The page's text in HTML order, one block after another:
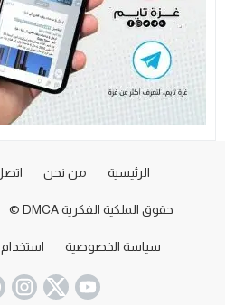
الرئيسية من نحن
حقوق الملكية الفكرية DMCA ©
سياسة الخصوصية